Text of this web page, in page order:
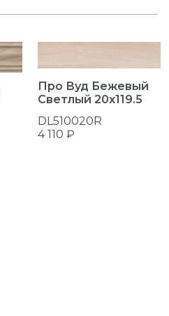
Про Вуд Бежевый
Светлый 20x119.5
DL510020R
4 110 ₽